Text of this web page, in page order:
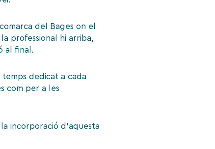
del Bages on el
professional hi arriba,
al final.
dedicat a cada
com per a les
incorporació d’aquesta